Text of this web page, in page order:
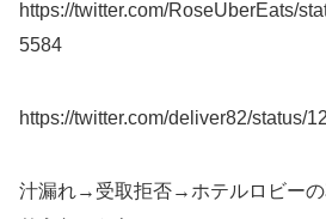
https://twitter.com/RoseUberEats/
5584
https://twitter.com/deliver82/status/
汁漏れ→受取拒否→ホテルロビーの